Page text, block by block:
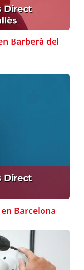
Barberà del
Barcelona